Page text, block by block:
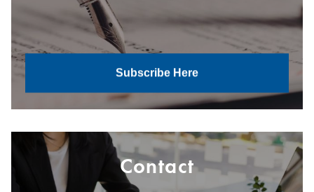
Subscribe Here
Contact